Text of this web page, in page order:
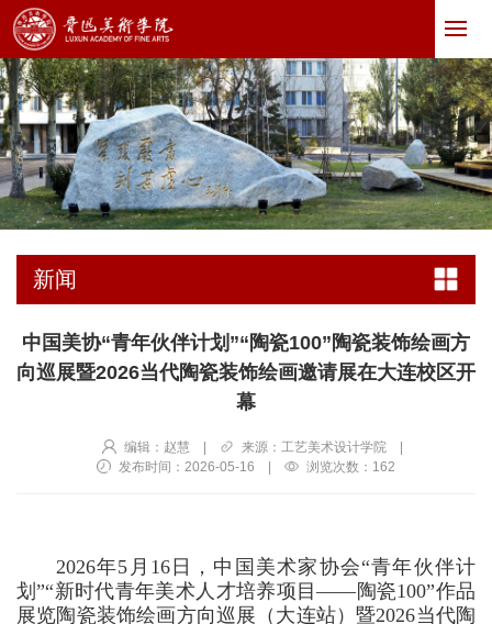
新闻
中国美协“青年伙伴计划”“陶瓷100”陶瓷装饰绘画方
向巡展暨2026当代陶瓷装饰绘画邀请展在大连校区开
幕
编辑：赵慧 | 来源：工艺美术设计学院
|
发布时间：2026-05-16
| 浏览次数： 162
2026年5月16日，中国美术家协会“青年伙伴计
划”“新时代青年美术人才培养项目——陶瓷100”作品
展览陶瓷装饰绘画方向巡展（大连站）暨2026当代陶